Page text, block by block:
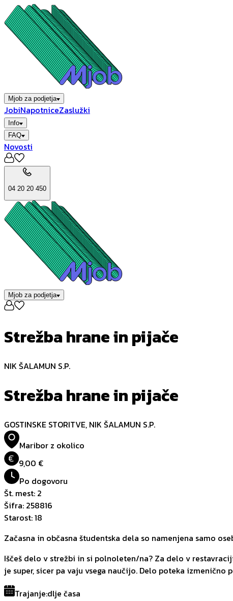
Mjob za podjetja
JobiNapotniceZaslužki
Info
FAQ
Novosti
04 20 20 450
Mjob za podjetja
Strežba hrane in pijače
NIK ŠALAMUN S.P.
Strežba hrane in pijače
GOSTINSKE STORITVE, NIK ŠALAMUN S.P.
Maribor z okolico
€ 9,00 €
Po dogovoru
Št. mest: 2
Šifra: 258816
Starost:18
Začasna in občasna študentska dela so namenjena samo
Iščeš delo v strežbi in si polnoleten/na? Za delo v
je super, sicer pa vaju vsega naučijo. Delo poteka
Trajanje:dlje časa